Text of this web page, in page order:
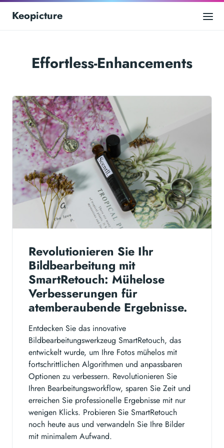
Keopicture
Effortless-Enhancements
Revolutionieren Sie Ihr
Bildbearbeitung mit
SmartRetouch: Mühelose
Verbesserungen für
atemberaubende Ergebnisse.
Entdecken Sie das innovative
Bildbearbeitungswerkzeug SmartRetouch, das
entwickelt wurde, um Ihre Fotos mühelos mit
fortschrittlichen Algorithmen und anpassbaren
Optionen zu verbessern. Revolutionieren Sie
Ihren Bearbeitungsworkflow, sparen Sie Zeit und
erreichen Sie professionelle Ergebnisse mit nur
wenigen Klicks. Probieren Sie SmartRetouch
noch heute aus und verwandeln Sie Ihre Bilder
mit minimalem Aufwand.